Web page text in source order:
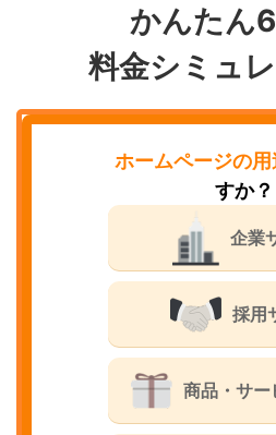
かんたん
料金シミュ
ホームページの用
すか？
企業
採用
商品・サー